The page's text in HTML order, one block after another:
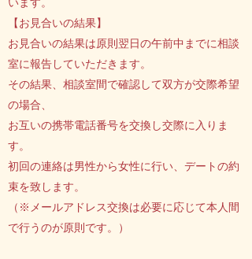
【お見合いの結果】
お見合いの結果は原則翌日の午前中までに相談
室に報告していただきます。
その結果、相談室間で確認して双方が交際希望
の場合、
お互いの携帯電話番号を交換し交際に入りま
す。
初回の連絡は男性から女性に行い、デートの約
束を致します。
（※メールアドレス交換は必要に応じて本人間
で行うのが原則です。）